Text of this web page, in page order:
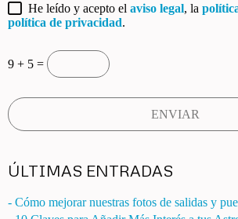
He leído y acepto el aviso legal, la
política de privacidad.
9 + 5 =
ÚLTIMAS ENTRADAS
- Cómo mejorar nuestras fotos de salidas y